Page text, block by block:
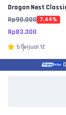
Dragon Nest
Rp90.000 7.44%
Rp83.300
5Terjual 12